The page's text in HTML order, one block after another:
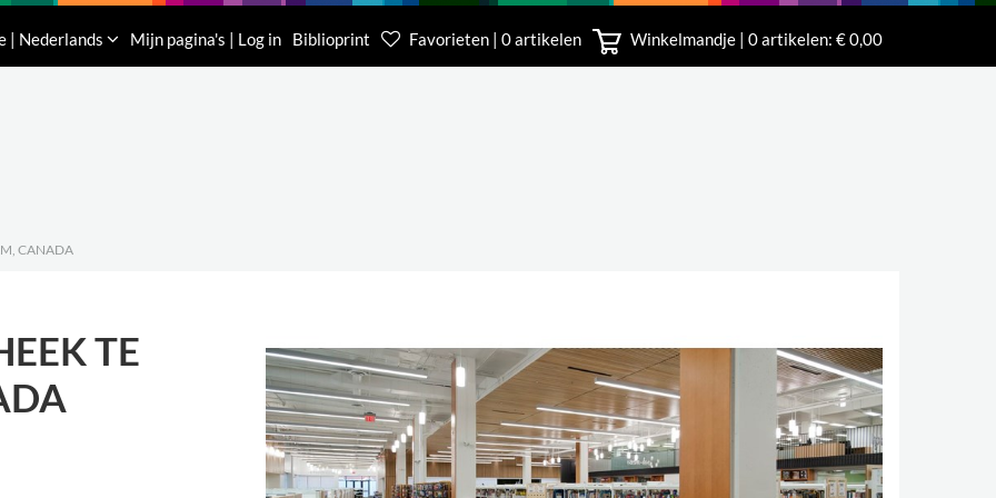
| Nederlands Mijn pagina's | Log in Biblioprint Favorieten | 0 artikelen Winkelmandje | 0artikelen: € 0,00
Klantenservice België
(0)16 623 340
Klantenservice Nederland
085 400 0453
Contacteer ons
CANADA
TE